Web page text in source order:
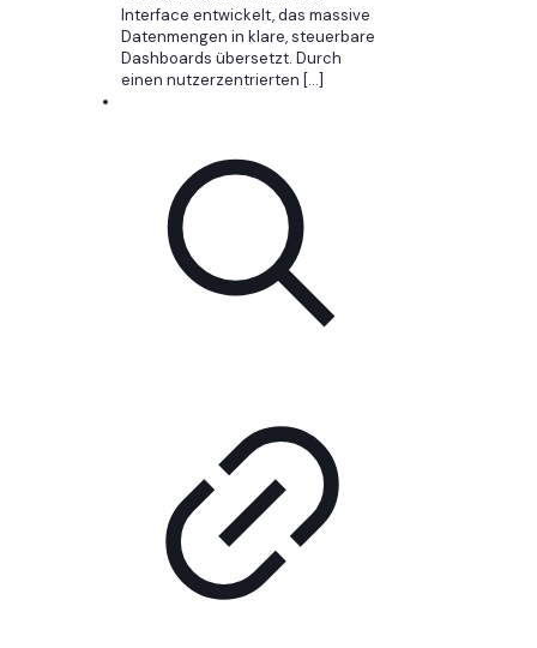
Interface entwickelt, das massive
Datenmengen in klare, steuerbare
Dashboards übersetzt. Durch
einen nutzerzentrierten […]